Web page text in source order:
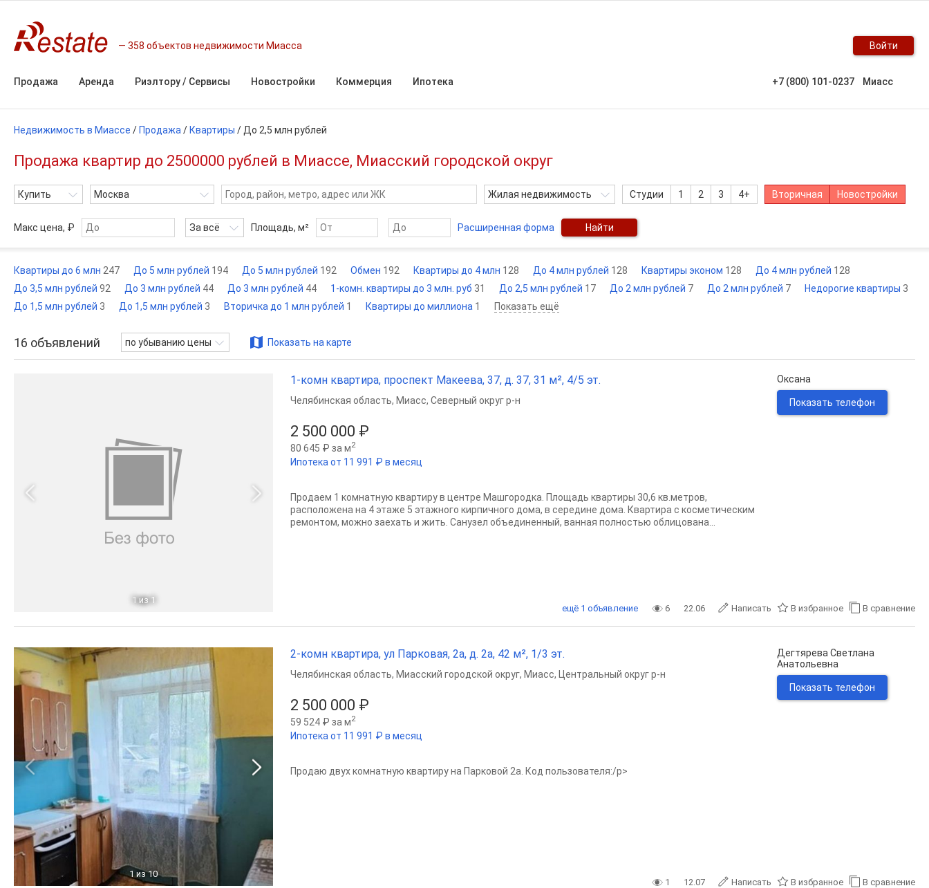
358 объектов недвижимости Миасса Войти
Продажа Аренда Риэлтору / Сервисы Новостройки Коммерция Ипотека +7 (800) 101-0237 Миасс
Недвижимость в Миассе / Продажа / Квартиры / До 2,5 млн рублей
Продажа квартир до 2500000 рублей в Миассе, Миасский городской округ
Купить Москва Жилая недвижимость Студии 1 2 3 4+ Вторичная Новостройки
Макс цена, ₽ За всё Площадь, м² Расширенная форма Найти
Квартиры до 6 млн 247 До 5 млн рублей 194 До 5 млн рублей 192 Обмен 192 Квартиры до 4 млн 128 До 4 млн рублей 128 Квартиры эконом 128 До 4 млн рублей 128
До 3,5 млн рублей 92 До 3 млн рублей 44 До 3 млн рублей 44 1-комн. квартиры до 3 млн. руб 31 До 2,5 млн рублей 17 До 2 млн рублей 7 До 2 млн рублей 7 Недорогие квартиры 3
До 1,5 млн рублей 3 До 1,5 млн рублей 3 Вторичка до 1 млн рублей 1 Квартиры до миллиона 1 Показать ещё
16 объявлений по убыванию цены Показать на карте
1 из 1
1-комн квартира, проспект Макеева, 37, д. 37, 31 м², 4/5 эт.
2 500 000 ₽
80 645 ₽ за м2
Ипотека от 11 991 ₽ в месяц
Челябинская область, Миасс, Северный округ р-н
Продаем 1 комнатную квартиру в центре Машгородка. Площадь квартиры 30,6 кв.метров,
расположена на 4 этаже 5 этажного кирпичного дома, в середине дома. Квартира с косметическим
ремонтом, можно заехать и жить. Санузел объединенный, ванная полностью облицована...
Оксана
Показать телефон
6 22.06 Написать В избранное В сравнение
ещё 1 объявление
1 из 10
2-комн квартира, ул Парковая, 2а, д. 2а, 42 м², 1/3 эт.
2 500 000 ₽
59 524 ₽ за м2
Ипотека от 11 991 ₽ в месяц
Челябинская область, Миасский городской округ, Миасс, Центральный округ р-н
Продаю двух комнатную квартиру на Парковой 2а. Код пользователя:/p>
Дегтярева Светлана
Анатольевна
Показать телефон
1 12.07 Написать В избранное В сравнение